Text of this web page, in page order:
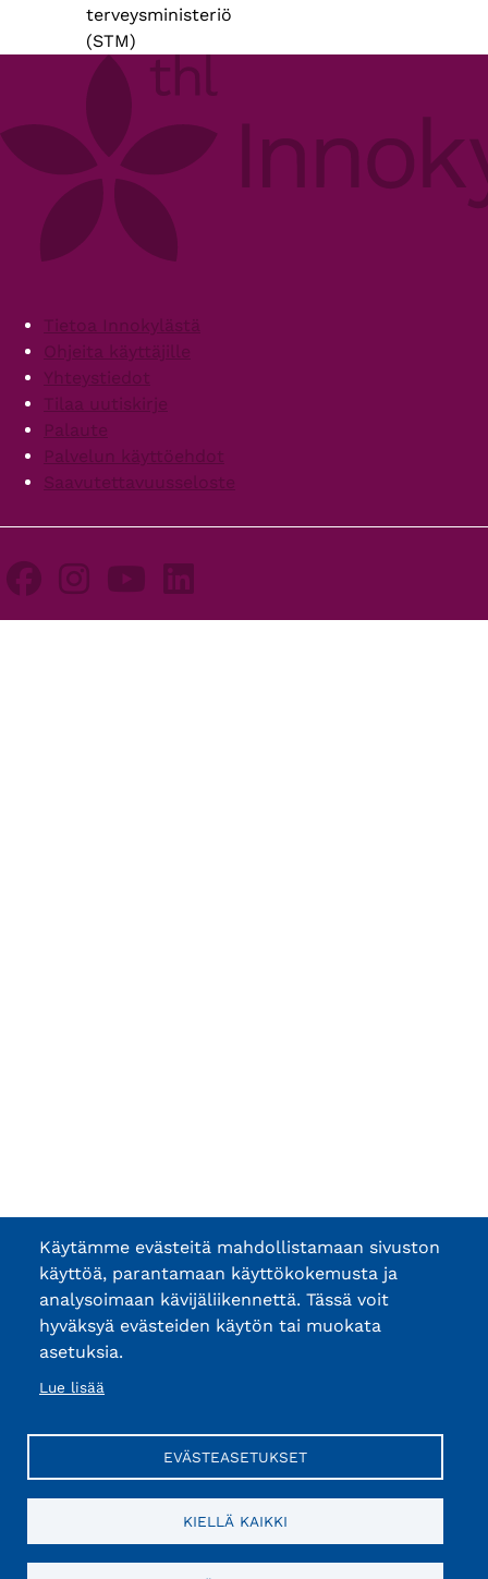
terveysministeriö
(STM)
FooterTietoa Innokylästä
Ohjeita käyttäjille
Yhteystiedot
Tilaa uutiskirje
Palaute
Palvelun käyttöehdot
Saavutettavuusseloste
Käytämme evästeitä mahdollistamaan sivuston
käyttöä, parantamaan käyttökokemusta ja
analysoimaan kävijäliikennettä. Tässä voit
hyväksyä evästeiden käytön tai muokata
asetuksia.
Lue lisää
EVÄSTEASETUKSET
KIELLÄ KAIKKI